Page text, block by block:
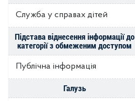
Служба у справах дітей
Підстава віднесення інформації до
категорії з обмеженим доступом
Публічна інформація
Галузь